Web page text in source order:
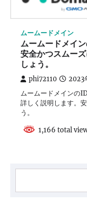
ムームードメイン
ムームードメイ
安全かつスムー
しょう。
phi72110 2023
ムームードメインの
詳しく説明します。
う。
1,166 total